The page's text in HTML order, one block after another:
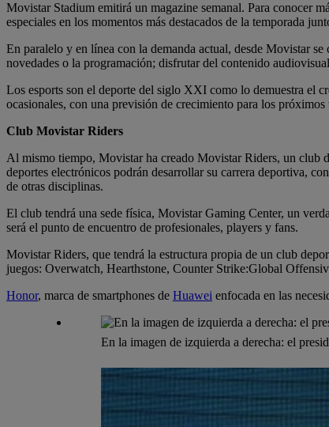
Movistar Stadium emitirá un magazine semanal. Para conocer
especiales en los momentos más destacados de la temporada
En paralelo y en línea con la demanda actual, desde Movistar
novedades o la programación; disfrutar del contenido
Los esports son el deporte del siglo XXI como lo demuestra el
ocasionales, con una previsión de crecimiento para los
Club Movistar Riders
Al mismo tiempo, Movistar ha creado Movistar Riders, un club
deportes electrónicos podrán desarrollar su carrera deportiva,
de otras disciplinas.
El club tendrá una sede física, Movistar Gaming Center, un
será el punto de encuentro de profesionales, players y fans.
Movistar Riders, que tendrá la estructura propia de un club
juegos: Overwatch, Hearthstone, Counter Strike:Global
Honor, marca de smartphones de Huawei enfocada en las
En la imagen de izquierda a derecha: el